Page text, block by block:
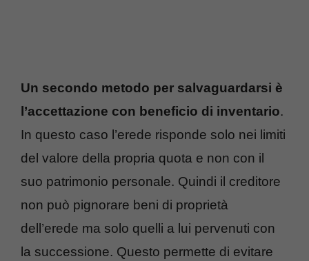
Un secondo metodo per salvaguardarsi è
l’accettazione con beneficio di inventario.
In questo caso l’erede risponde solo nei limiti
del valore della propria quota e non con il
suo patrimonio personale. Quindi il creditore
non può pignorare beni di proprietà
dell’erede ma solo quelli a lui pervenuti con
la successione. Questo permette di evitare